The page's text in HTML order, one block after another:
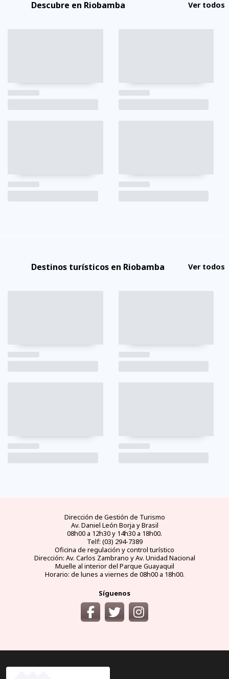
Descubre en Riobamba Ver todos
Destinos turísticos en Riobamba Ver todos
Dirección de Gestión de Turismo
Av. Daniel León Borja y Brasil
08h00 a 12h30 y 14h30 a 18h00.
Telf: (03) 294-7389
Oficina de regulación y control turístico
Dirección: Av. Carlos Zambrano y Av. Unidad Nacional
Muelle al interior del Parque Guayaquil
Horario: de lunes a viernes de 08h00 a 18h00.
Síguenos